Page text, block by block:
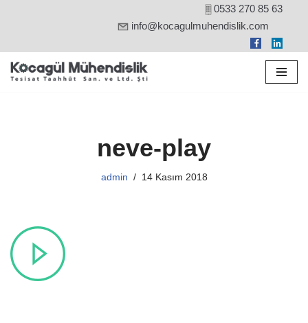
0533 270 85 63
info@kocagulmuhendislik.com
neve-play
admin 14 Kasım 2018